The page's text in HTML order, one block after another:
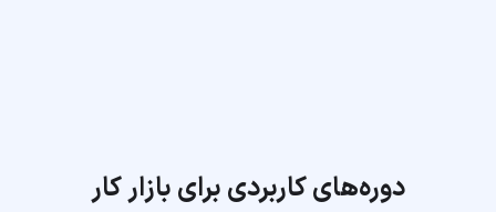
دوره‌های کاربردی برای بازار کار